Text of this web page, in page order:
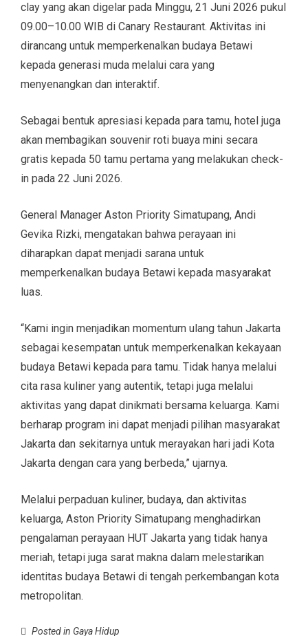
clay yang akan digelar pada Minggu, 21 Juni 2026 pukul
09.00–10.00 WIB di Canary Restaurant. Aktivitas ini
dirancang untuk memperkenalkan budaya Betawi
kepada generasi muda melalui cara yang
menyenangkan dan interaktif.
Sebagai bentuk apresiasi kepada para tamu, hotel juga
akan membagikan souvenir roti buaya mini secara
gratis kepada 50 tamu pertama yang melakukan check-
in pada 22 Juni 2026.
General Manager Aston Priority Simatupang, Andi
Gevika Rizki, mengatakan bahwa perayaan ini
diharapkan dapat menjadi sarana untuk
memperkenalkan budaya Betawi kepada masyarakat
luas.
“Kami ingin menjadikan momentum ulang tahun Jakarta
sebagai kesempatan untuk memperkenalkan kekayaan
budaya Betawi kepada para tamu. Tidak hanya melalui
cita rasa kuliner yang autentik, tetapi juga melalui
aktivitas yang dapat dinikmati bersama keluarga. Kami
berharap program ini dapat menjadi pilihan masyarakat
Jakarta dan sekitarnya untuk merayakan hari jadi Kota
Jakarta dengan cara yang berbeda,” ujarnya.
Melalui perpaduan kuliner, budaya, dan aktivitas
keluarga, Aston Priority Simatupang menghadirkan
pengalaman perayaan HUT Jakarta yang tidak hanya
meriah, tetapi juga sarat makna dalam melestarikan
identitas budaya Betawi di tengah perkembangan kota
metropolitan.
Posted in Gaya Hidup